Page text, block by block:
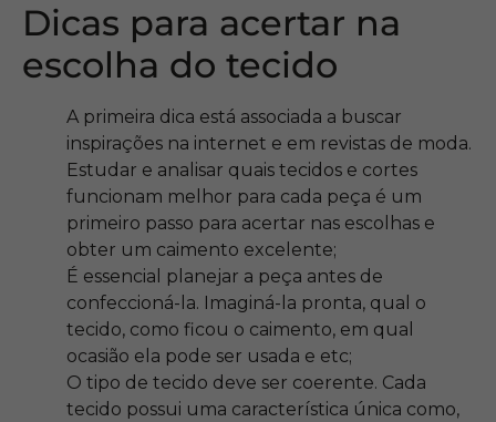
Dicas para acertar na
escolha do tecido
A primeira dica está associada a buscar
inspirações na internet e em revistas de moda.
Estudar e analisar quais tecidos e cortes
funcionam melhor para cada peça é um
primeiro passo para acertar nas escolhas e
obter um caimento excelente;
É essencial planejar a peça antes de
confeccioná-la. Imaginá-la pronta, qual o
tecido, como ficou o caimento, em qual
ocasião ela pode ser usada e etc;
O tipo de tecido deve ser coerente. Cada
tecido possui uma característica única como,